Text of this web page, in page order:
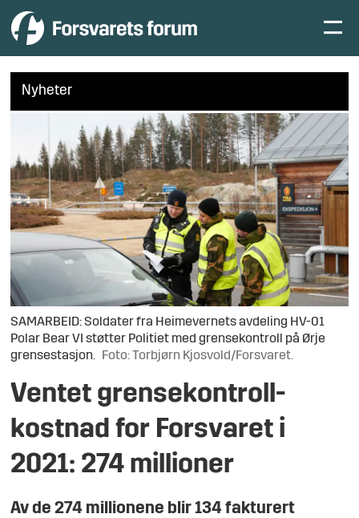
Nyheter
SAMARBEID: Soldater fra Heimevernets avdeling HV-01
Polar Bear VI støtter Politiet med grensekontroll på Ørje
grensestasjon.
Foto: Torbjørn Kjosvold/Forsvaret.
Ventet grensekontroll-
kostnad for Forsvaret i
2021: 274 millioner
Av de 274 millionene blir 134 fakturert